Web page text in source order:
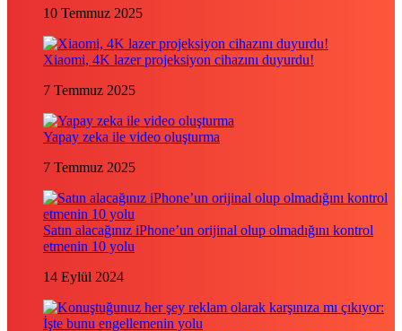
10 Temmuz 2025
Xiaomi, 4K lazer projeksiyon cihazını duyurdu!
7 Temmuz 2025
Yapay zeka ile video oluşturma
7 Temmuz 2025
Satın alacağınız iPhone’un orijinal olup olmadığını kontrol
etmenin 10 yolu
14 Eylül 2024